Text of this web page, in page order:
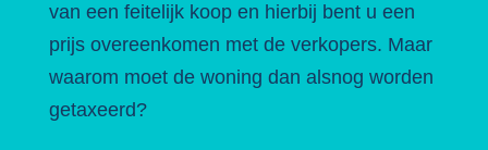
van een feitelijk koop en hierbij bent u een
prijs overeenkomen met de verkopers. Maar
waarom moet de woning dan alsnog worden
getaxeerd?